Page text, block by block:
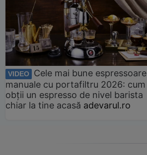
VIDEO
Cele mai bune espressoare
manuale cu portafiltru 2026: cum
obții un espresso de nivel barista
chiar la tine acasă adevarul.ro